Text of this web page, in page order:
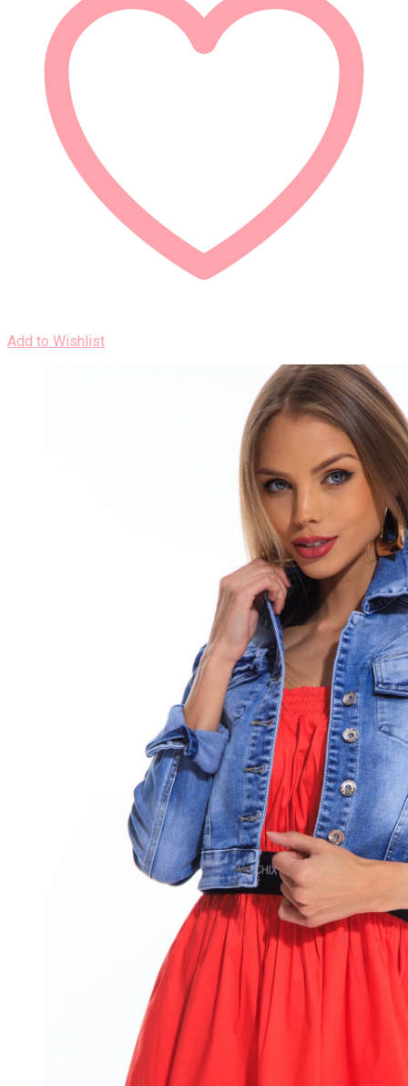
Add to Wishlist